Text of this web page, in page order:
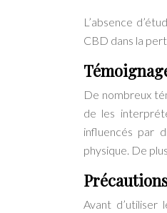
L’absence
CBD dans la
De nombreux
de les
influencés par
physique. De
Avant